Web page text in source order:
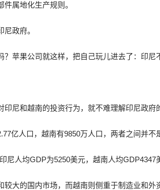
属地化生产规则。
政府。
苹果公司就这样，把自己玩儿进去了：印尼
尼和越南的投资行为，就不难理解印尼政府
亿人口，越南有9850万人口，两者之间并不
尼人均GDP为5250美元，越南人均GDP4347
较大的国内市场，而越南则侧重于制造业和外